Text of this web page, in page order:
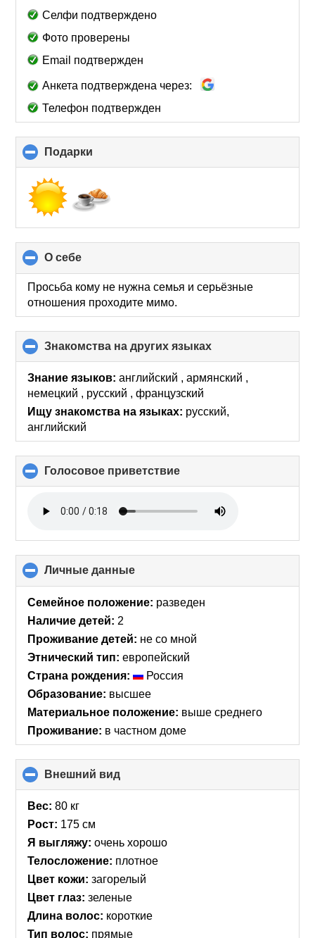
Селфи подтверждено
Фото проверены
Email подтвержден
Анкета подтверждена через:
Телефон подтвержден
Подарки
to
contents
О себе
to
collapse
contents
Просьба кому не нужна семья и серьёзные
отношения проходите мимо.
Знакомства на других языках
to
collapse
Знание языков: английский , армянский ,
немецкий , русский , французский
Ищу знакомства на языках: русский,
английский
Голосовое приветствие
to
contents
Личные данные
to
collapse
contents
Семейное положение: разведен
Наличие детей: 2
Проживание детей: не со мной
Этнический тип: европейский
Страна рождения:
Россия
Образование: высшее
Материальное положение: выше среднего
Проживание: в частном доме
Внешний вид
to
Вес: 80 кг
Рост: 175 см
Я выгляжу: очень хорошо
Телосложение: плотное
Цвет кожи: загорелый
Цвет глаз: зеленые
Длина волос: короткие
Тип волос: прямые